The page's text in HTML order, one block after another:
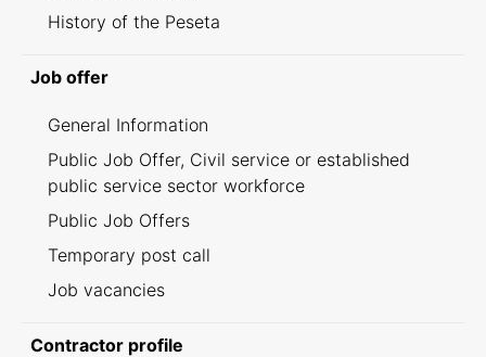
History of the Peseta
Job offer
General Information
Public Job Offer, Civil service or established
public service sector workforce
Public Job Offers
Temporary post call
Job vacancies
Contractor profile